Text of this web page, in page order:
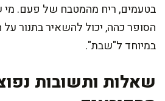
בטעמים, ריח מהמטבח של פעם.
הסופר כהה, יכול להשאיר בתנור על
במיוחד ל"שבת".
שאלות ותשובות